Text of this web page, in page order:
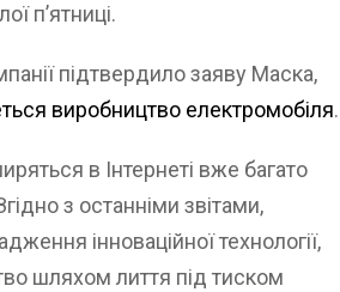
п’ятниці.
підтвердило заяву Маска,
виробництво електромобіля.
в Інтернеті вже багато
з останніми звітами,
інноваційної технології,
шляхом лиття під тиском